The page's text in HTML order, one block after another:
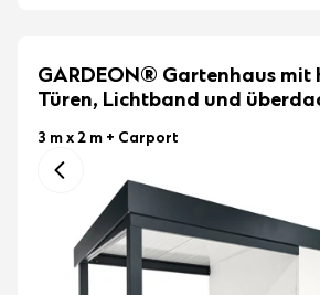
GARDEON® Gartenhaus mit
Türen, Lichtband und
3 m x 2 m + Carport